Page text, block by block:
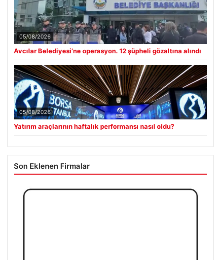
05/08/2026
Avcılar Belediyesi’ne operasyon. 12 şüpheli gözaltına alındı
05/08/2026
Yatırım araçlarının haftalık performansı nasıl oldu?
Son Eklenen Firmalar